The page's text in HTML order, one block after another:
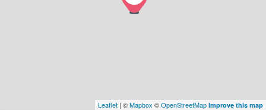
Leaflet | ©Mapbox ©OpenStreetMap Improve this map